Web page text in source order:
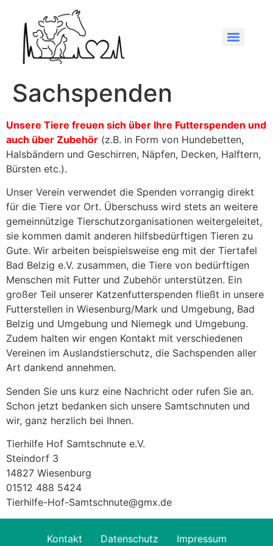
Sachspenden
Unsere Tiere freuen sich über Ihre Futterspenden und
auch über Zubehör (z.B. in Form von Hundebetten,
Halsbändern und Geschirren, Näpfen, Decken, Halftern,
Bürsten etc.).
Unser Verein verwendet die Spenden vorrangig direkt
für die Tiere vor Ort. Überschuss wird stets an weitere
gemeinnützige Tierschutzorganisationen weitergeleitet,
sie kommen damit anderen hilfsbedürftigen Tieren zu
Gute. Wir arbeiten beispielsweise eng mit der Tiertafel
Bad Belzig e.V. zusammen, die Tiere von bedürftigen
Menschen mit Futter und Zubehör unterstützen. Ein
großer Teil unserer Katzenfutterspenden fließt in unsere
Futterstellen in Wiesenburg/Mark und Umgebung, Bad
Belzig und Umgebung und Niemegk und Umgebung.
Zudem halten wir engen Kontakt mit verschiedenen
Vereinen im Auslandstierschutz, die Sachspenden aller
Art dankend annehmen.
Senden Sie uns kurz eine Nachricht oder rufen Sie an.
Schon jetzt bedanken sich unsere Samtschnuten und
wir, ganz herzlich bei Ihnen.
Tierhilfe Hof Samtschnute e.V.
Steindorf 3
14827 Wiesenburg
01512 488 5424
Tierhilfe-Hof-Samtschnute@gmx.de
Kontakt Datenschutz Impressum